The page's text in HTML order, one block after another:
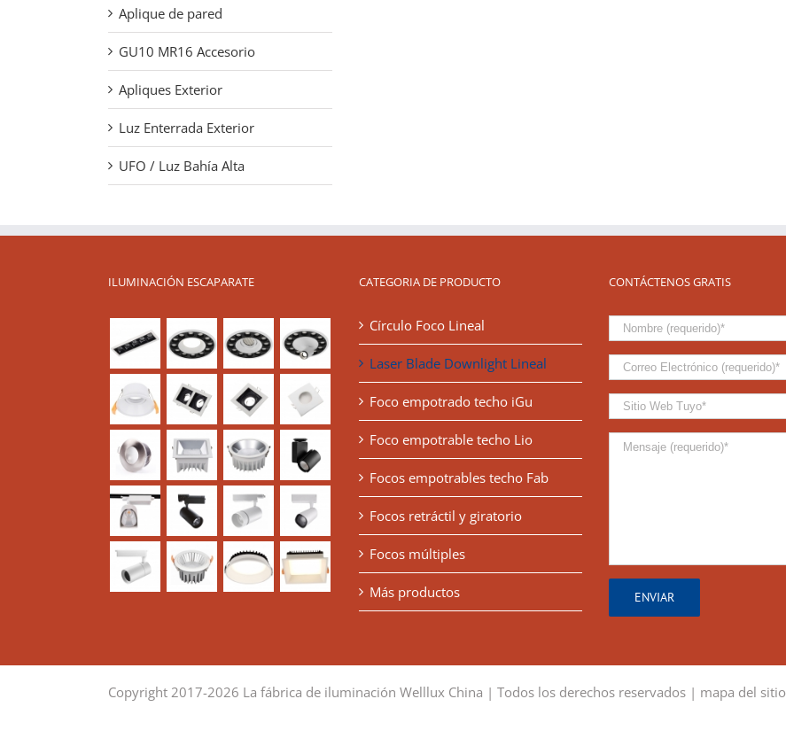
Aplique de pared
GU10 MR16 Accesorio
Apliques Exterior
Luz Enterrada Exterior
UFO / Luz Bahía Alta
ILUMINACIÓN ESCAPARATE CATEGORIA DE PRODUCTO
Círculo Foco Lineal
Laser Blade Downlight Lineal
Foco empotrado techo iGu
Foco empotrable techo Lio
Focos empotrables techo Fab
Focos retráctil y giratorio
Focos múltiples
Más productos
CONTÁCTENOS GRATIS
Copyright 2017-2026 La fábrica de iluminación Welllux China | Todos los derechos reservados | mapa del sitio